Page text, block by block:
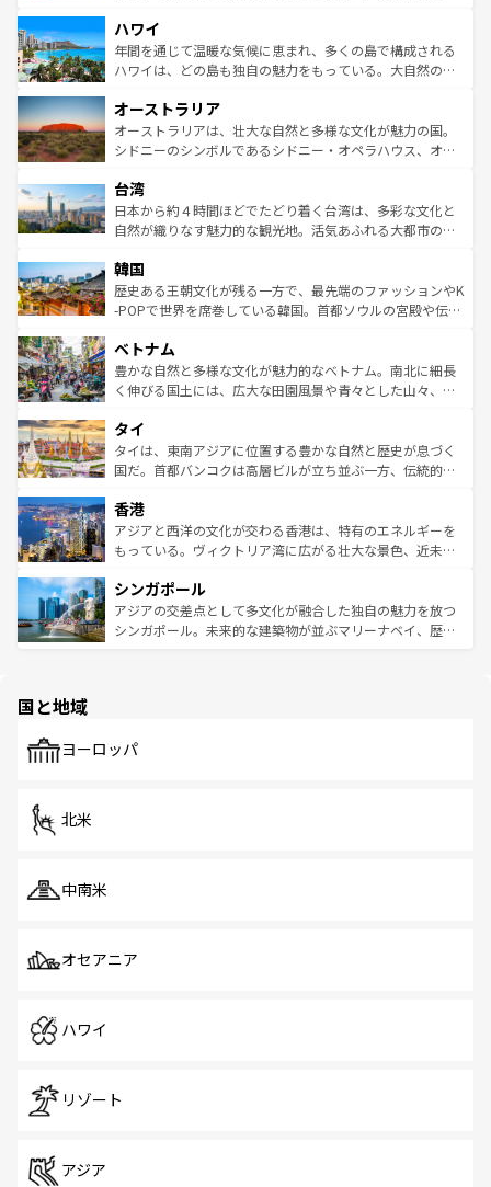
ば市内交通費無料で観光を楽しむこともできる。 なお、新
着のスイス情報はコンテンツ一覧 を参照してほしい。
のような巨大都市は、観光、ショッピング、エンターテイ
ンメントが詰まった刺激的なスポットだ。一方、アメリカ
西部には大自然が広がり、グランドキャニオンやイエロー
部のニューオーリンズでは、音楽と美食が融合した独特の
文化が魅力。旅行者はアメリカの各地域で異なる魅力を楽
しみながら、その多様性と豊かな歴史を感じることができ
ならではの贅沢な旅のスタイルだ。 なお、新着のアメリカ
情報はコンテンツ一覧を参照してほしい。
ハワイ
年間を通じて温暖な気候に恵まれ、多くの島で構成される
ハワイは、どの島も独自の魅力をもっている。大自然の神
ワイ島は見逃せない。また、定番の観光地といえばオアフ
島だが、静かな自然を求めるならマウイ島やカウアイ島が
おすすめ。エメラルドグリーンに輝く海をはじめ、豊かな
れるおもてなしの心で訪れる人々を迎えてくれるハワイの
人々、おいしいローカルフードやハワイアンミュージッ
ク、伝統的なフラダンスなど、すべてがハワイの魅力を彩
ワイを、存分に味わってほしい。 なお、新着のハワイ情報
はコンテンツ一覧を参照してほしい。
オーストラリア
オーストラリアは、壮大な自然と多様な文化が魅力の国。
シドニーのシンボルであるシドニー・オペラハウス、オー
リアリーフや大陸中央部にそびえるウルル（エアーズロッ
ク）、タスマニアの美しい原生林やケアンズの熱帯雨林な
ど、見どころがたくさん。また、カフェやワイン、オージ
いる。アクティビティも充実しており、サーフィンやダイ
ビング、ハイキングなど、アウトドア好きにはたまらな
い。オーストラリアの多彩な魅力を存分に味わいつくそ
参照してほしい。
台湾
日本から約４時間ほどでたどり着く台湾は、多彩な文化と
自然が織りなす魅力的な観光地。活気あふれる大都市の台
ン）、静ひつな山岳地帯である台湾東部など、都市の喧騒
と山間の静けさが共存しており、訪れる人に新しい発見と
驚きをもたらしてくれる。また、奥深い台湾の食文化も魅
容にもいいと評判のスイーツなど、バラエティ豊かな料理
が味わえる。 なお、新着の台湾情報は コンテンツ一覧を参
照してほしい。
韓国
歴史ある王朝文化が残る一方で、最先端のファッションやK
-POPで世界を席巻している韓国。首都ソウルの宮殿や伝統
き、地方に足を延ばせば四季折々の自然美を楽しむことが
できる。そして、キムチや焼肉、絶品のストリートフード
まで、さまざまな韓国料理が待っている。夜には、韓国な
リティに包まれながら、韓国の多彩な魅力を心ゆくまで味
わってみてほしい。 なお、新着の韓国情報はコンテンツ一
覧を参照してほしい。
ベトナム
豊かな自然と多様な文化が魅力的なベトナム。南北に細長
く伸びる国土には、広大な田園風景や青々とした山々、世
急速な発展と共に伝統が息づく。ハノイの古い町並みやホ
ーチミン市のフランス統治時代の建物も、独特の雰囲気を
醸し出している。また、バラエティの豊かさとおいしさで
とつ。フォーやバインミー、ベトナムコーヒーなどは、ぜ
ひ現地で味わいたい。どの地域を訪れてもあたたかい人々
が旅行者を迎えてくれるので、きっと忘れられない旅にな
参照してほしい。
タイ
タイは、東南アジアに位置する豊かな自然と歴史が息づく
国だ。首都バンコクは高層ビルが立ち並ぶ一方、伝統的な
の活気が交差している。北部ではチェンマイなどの山岳地
帯で自然と触れ合い、南部ではプーケットやクラビの美し
いビーチでリゾート気分を楽しむことができる。タイ料理
激する。気候は一年中温暖で、どの季節にも異なる楽しみ
が待っている。親しみやすいタイの人々、仏教を中心とし
た文化、そして多様な観光資源が、訪れる旅人を魅了し続
香港
アジアと西洋の文化が交わる香港は、特有のエネルギーを
もっている。ヴィクトリア湾に広がる壮大な景色、近未来
み、どこを訪れても感動するはず。観光スポットが密集し
ており、効率よく見どころを回れるのも魅力。息をのむよ
うな絶景から文化的な体験まで、香港を存分に楽しみ尽く
シンガポール
アジアの交差点として多文化が融合した独自の魅力を放つ
シンガポール。未来的な建築物が並ぶマリーナベイ、歴史
で、ホーカーズは地元の風情を楽しめる外せないスポット
国と地域
ヨーロッパ
北米
中南米
オセアニア
ハワイ
リゾート
アジア